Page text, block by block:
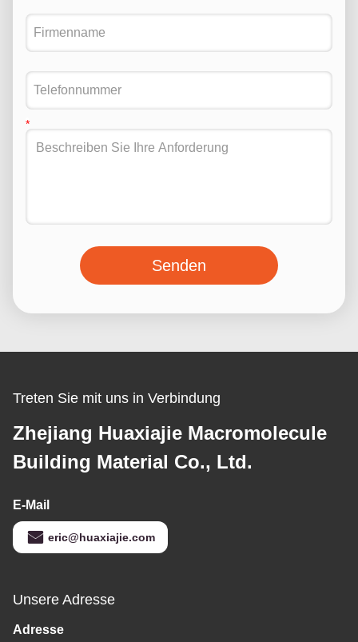
Senden
Treten Sie mit uns in Verbindung
Zhejiang Huaxiajie Macromolecule
Building Material Co., Ltd.
E-Mail
eric@huaxiajie.com
Unsere Adresse
Adresse